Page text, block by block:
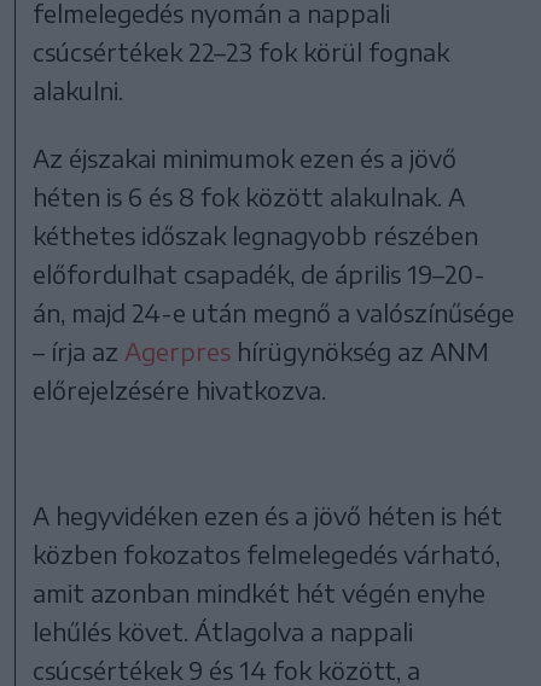
felmelegedés nyomán a nappali
csúcsértékek 22–23 fok körül fognak
alakulni.
Az éjszakai minimumok ezen és a jövő
héten is 6 és 8 fok között alakulnak. A
kéthetes időszak legnagyobb részében
előfordulhat csapadék, de április 19–20-
án, majd 24-e után megnő a valószínűsége
– írja az Agerpres hírügynökség az ANM
előrejelzésére hivatkozva.
A hegyvidéken ezen és a jövő héten is hét
közben fokozatos felmelegedés várható,
amit azonban mindkét hét végén enyhe
lehűlés követ. Átlagolva a nappali
csúcsértékek 9 és 14 fok között, a